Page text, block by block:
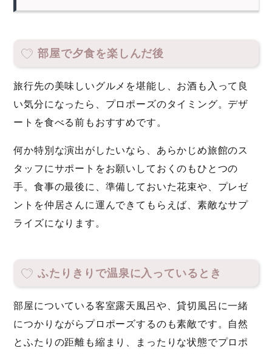
部屋で夕食を楽しんだ後
旅行先の美味しいグルメを堪能し、お酒も入って良
い気分になったら、プロポーズのタイミング。デザ
ートを食べる前もおすすめです。
何か特別な演出がしたいなら、あらかじめ旅館のス
タッフにサポートをお願いしておくのもひとつの
手。食事の最後に、準備しておいた花束や、プレゼ
ントを仲居さんに運んできてもらえば、素敵なサプ
ライズになります。
ふたりきりで温泉に入っているとき
部屋についている客室露天風呂や、貸切風呂に一緒
につかりながらプロポーズするのも素敵です。自然
とふたりの距離も縮まり、まったりな状態でプロポ